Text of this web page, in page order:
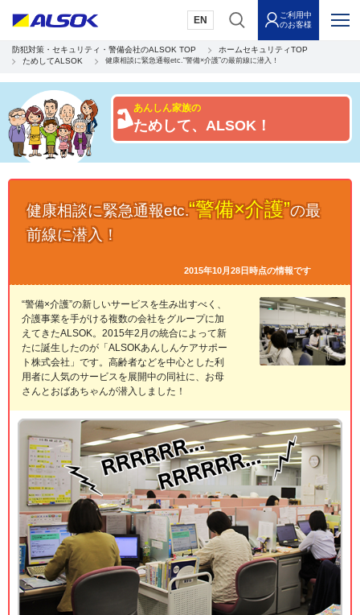
EN
ご利用中
のお客様
防犯対策・セキュリティ・警備会社のALSOK TOP
ホームセキュリティTOP
ためしてALSOK
健康相談に緊急通報etc.“警備×介護”の最前線に潜入！
あんしん家族の
ためして、ALSOK！
健康相談に緊急通報etc.“警備×介護”の最
前線に潜入！
2015年10月28日時点の情報です
“警備×介護”の新しいサービスを生み出すべく、
介護事業を手がける複数の会社をグループに加
えてきたALSOK。2015年2月の統合によって新
たに誕生したのが「ALSOKあんしんケアサポー
ト株式会社」です。高齢者などを中心とした利
用者に人気のサービスを展開中の同社に、お母
さんとおばあちゃんが潜入しました！